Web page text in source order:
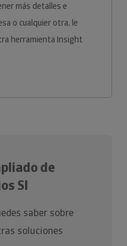
más detalles e
o cualquier otra, le
herramienta Insight
de
Sl
saber sobre
soluciones